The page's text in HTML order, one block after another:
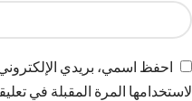
احفظ اسمي، بريدي
لاستخدامها المرة المقبلة في